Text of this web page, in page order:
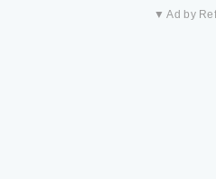
▼ Ad by